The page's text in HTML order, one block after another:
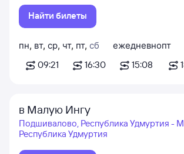
Найти билеты
пн, вт, ср, чт, пт, сб
09:21
16:30
ежедневно
15:08
пт
в Малую Ингу
Подшивалово, Республика Удмуртия -
Республика Удмуртия